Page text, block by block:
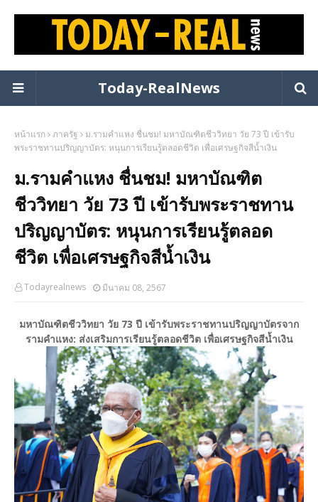
Today-RealNews
หน้าแรก ภาครัฐ
ม.รามคำแหง ชื่นชม! มหาบัณฑิตชีววิทยา วัย 73 ปี เข้ารับ
พระราชทานปริญญาบัตร: หนุนการเรียนรู้ตลอดชีวิต เพื่อเศรษฐกิจสีน้ำเงิน
ม.รามคำแหง ชื่นชม! มหาบัณฑิต
ชีววิทยา วัย 73 ปี เข้ารับพระราชทาน
ปริญญาบัตร: หนุนการเรียนรู้ตลอด
ชีวิต เพื่อเศรษฐกิจสีน้ำเงิน
Todayrealnews มีนาคม 08, 2567
มหาบัณฑิตชีววิทยา วัย 73 ปี เข้ารับพระราชทานปริญญาบัตรจาก
รามคำแหง: ส่งเสริมการเรียนรู้ตลอดชีวิต เพื่อเศรษฐกิจสีน้ำเงิน